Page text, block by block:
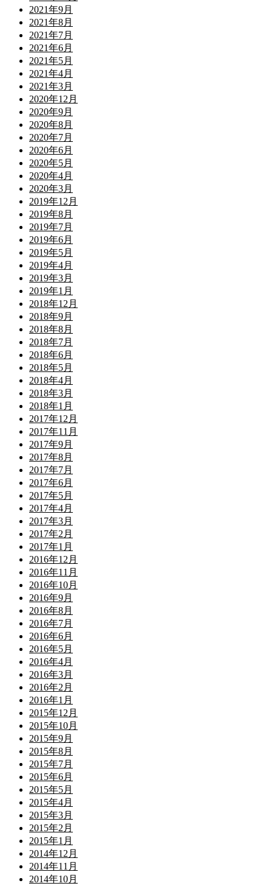
2021年9月
2021年8月
2021年7月
2021年6月
2021年5月
2021年4月
2021年3月
2020年12月
2020年9月
2020年8月
2020年7月
2020年6月
2020年5月
2020年4月
2020年3月
2019年12月
2019年8月
2019年7月
2019年6月
2019年5月
2019年4月
2019年3月
2019年1月
2018年12月
2018年9月
2018年8月
2018年7月
2018年6月
2018年5月
2018年4月
2018年3月
2018年1月
2017年12月
2017年11月
2017年9月
2017年8月
2017年7月
2017年6月
2017年5月
2017年4月
2017年3月
2017年2月
2017年1月
2016年12月
2016年11月
2016年10月
2016年9月
2016年8月
2016年7月
2016年6月
2016年5月
2016年4月
2016年3月
2016年2月
2016年1月
2015年12月
2015年10月
2015年9月
2015年8月
2015年7月
2015年6月
2015年5月
2015年4月
2015年3月
2015年2月
2015年1月
2014年12月
2014年11月
2014年10月